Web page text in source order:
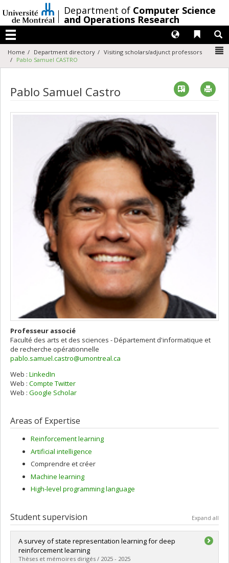
au
contenu
/Department of Computer Science
and Operations Research
Menu
Liens
Langues
Home Department directory
Visiting scholars/adjunct professors
Pablo Samuel CASTRO
Pablo Samuel Castro Vcard
Professeur associé
Faculté des arts et des sciences - Département d'informatique et
de recherche opérationnelle
pablo.samuel.castro@umontreal.ca
Web : LinkedIn
Web : Compte Twitter
Web : Google Scholar
Areas of Expertise
Reinforcement learning
Artificial intelligence
Comprendre et créer
Machine learning
High-level programming language
Student supervision Expand all
A survey of state representation learning for deep
reinforcement learning
Thèses et mémoires dirigés / 2025 - 2025